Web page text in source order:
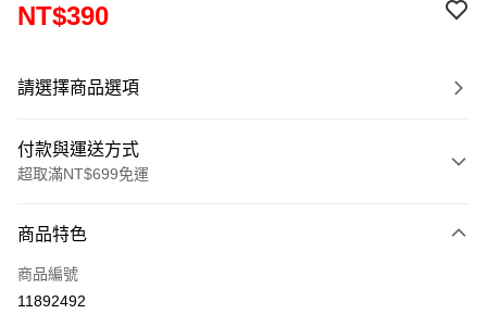
NT$390
請選擇商品選項
付款與運送方式
超取滿NT$699免運
信用卡一次付款
超商取貨付款
商品特色
商品編號
11892492